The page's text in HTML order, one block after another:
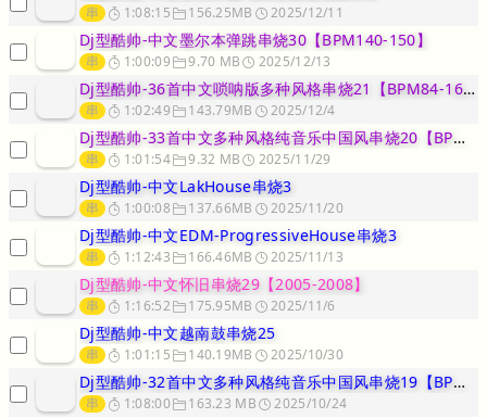
串 1:08:15 156.25MB 2025/12/11
Dj型酷帅-中文墨尔本弹跳串烧30【BPM140-150】
串 1:00:09 9.70 MB 2025/12/13
Dj型酷帅-36首中文唢呐版多种风格串烧21【BPM84-160】
串 1:02:49 143.79MB 2025/12/4
Dj型酷帅-33首中文多种风格纯音乐中国风串烧20【BPM95-1
串 1:01:54 9.32 MB 2025/11/29
Dj型酷帅-中文LakHouse串烧3
串 1:00:08 137.66MB 2025/11/20
Dj型酷帅-中文EDM-ProgressiveHouse串烧3
串 1:12:43 166.46MB 2025/11/13
Dj型酷帅-中文怀旧串烧29【2005-2008】
串 1:16:52 175.95MB 2025/11/6
Dj型酷帅-中文越南鼓串烧25
串 1:01:15 140.19MB 2025/10/30
Dj型酷帅-32首中文多种风格纯音乐中国风串烧19【BPM105-
串 1:08:00 163.23 MB 2025/10/24